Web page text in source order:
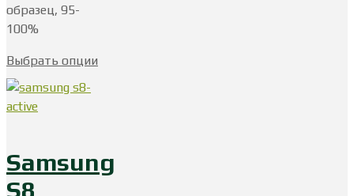
образец, 95-
100%
Выбрать опции
Samsung
S8